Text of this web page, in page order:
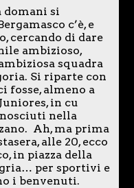
domani si
c’è, e
cercando di dare
ambizioso,
squadra
Si riparte con
fosse, almeno a
in cu
nella
Ah, ma prima
alle 20, ecco
in piazza della
per sportivi e
i benvenuti.